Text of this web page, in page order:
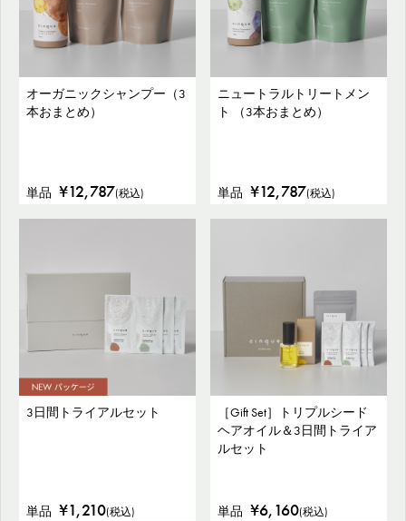
オーガニックシャンプー（3
本おまとめ）
単品 ¥12,787(税込)
ニュートラルトリートメン
ト （3本おまとめ）
単品 ¥12,787(税込)
3日間トライアルセット
単品 ¥1,210(税込)
［Gift Set］トリプルシード
ヘアオイル＆3日間トライア
ルセット
単品 ¥6,160(税込)